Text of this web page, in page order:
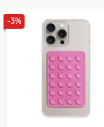
-3%